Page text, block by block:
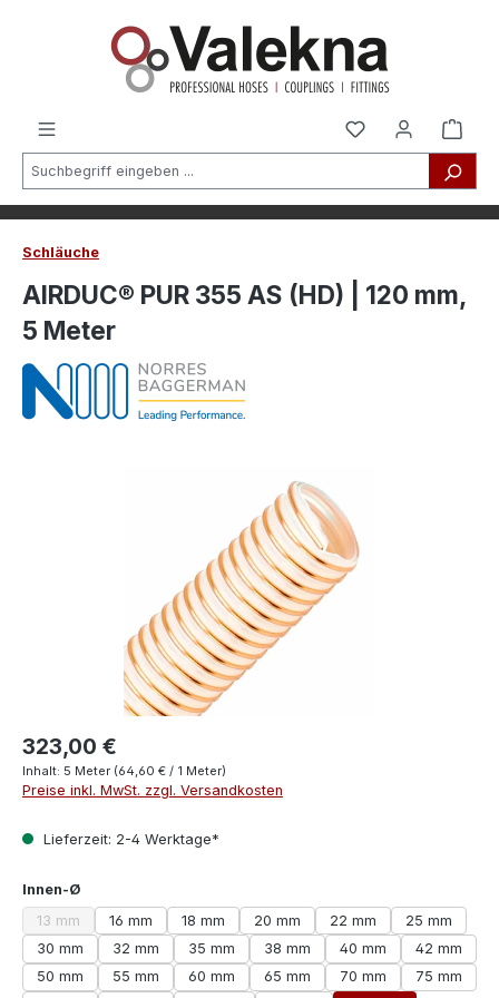
Schläuche
AIRDUC® PUR 355 AS (HD) | 120 mm,
5 Meter
323,00 €
Inhalt: 5 Meter (64,60 € / 1 Meter)
Preise inkl. MwSt. zzgl. Versandkosten
Lieferzeit: 2-4 Werktage*
Innen-Ø
13 mm
(Diese Option ist zurzeit nicht verfügbar.)
16 mm 18 mm 20 mm 22 mm
25 mm
30 mm
32 mm 35 mm 38 mm 40 mm
42 mm
50 mm
55 mm 60 mm 65 mm 70 mm
75 mm